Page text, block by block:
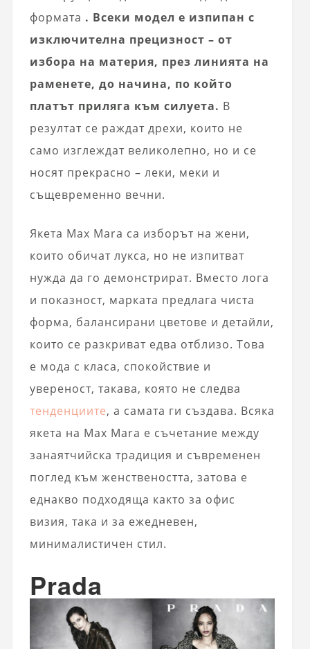
формата . Всеки модел е изпипан с
изключителна прецизност – от
избора на материя, през линията на
раменете, до начина, по който
платът приляга към силуета. В
резултат се раждат дрехи, които не
само изглеждат великолепно, но и се
носят прекрасно – леки, меки и
същевременно вечни.
Якета Max Mara са изборът на жени,
които обичат лукса, но не изпитват
нужда да го демонстрират. Вместо лога
и показност, марката предлага чиста
форма, балансирани цветове и детайли,
които се разкриват едва отблизо. Това
е мода с класа, спокойствие и
увереност, такава, която не следва
тенденциите, а самата ги създава. Всяка
якета на Max Mara е съчетание между
занаятчийска традиция и съвременен
поглед към женствеността, затова е
еднакво подходяща както за офис
визия, така и за ежедневен,
минималистичен стил.
Prada